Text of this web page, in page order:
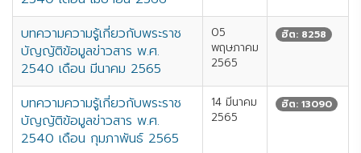
บทความความรู้เกี่ยวกับพระราช
บัญญัติข้อมูลข่าวสาร พ.ศ.
2540 เดือน มีนาคม 2565
05
พฤษภาคม
2565
ฮิต: 8258
บทความความรู้เกี่ยวกับพระราช
บัญญัติข้อมูลข่าวสาร พ.ศ.
2540 เดือน กุมภาพันธ์ 2565
14 มีนาคม
2565
ฮิต: 13090